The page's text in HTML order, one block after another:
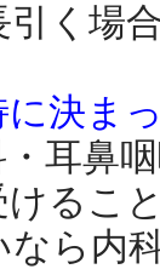
引く場
に決ま
耳鼻
るこ
なら内